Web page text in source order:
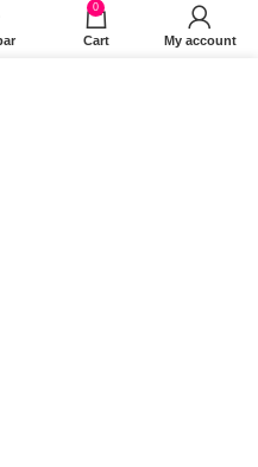
0
Cart My account